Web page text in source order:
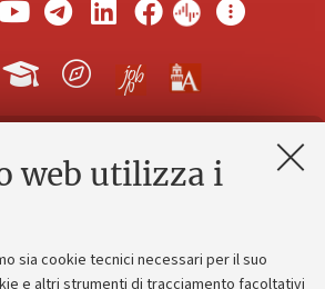
web utilizza i
sia cookie tecnici necessari per il suo
e altri strumenti di tracciamento facoltativi
Contatti e PEC
Alumni community